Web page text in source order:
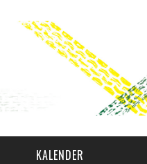
KALENDER